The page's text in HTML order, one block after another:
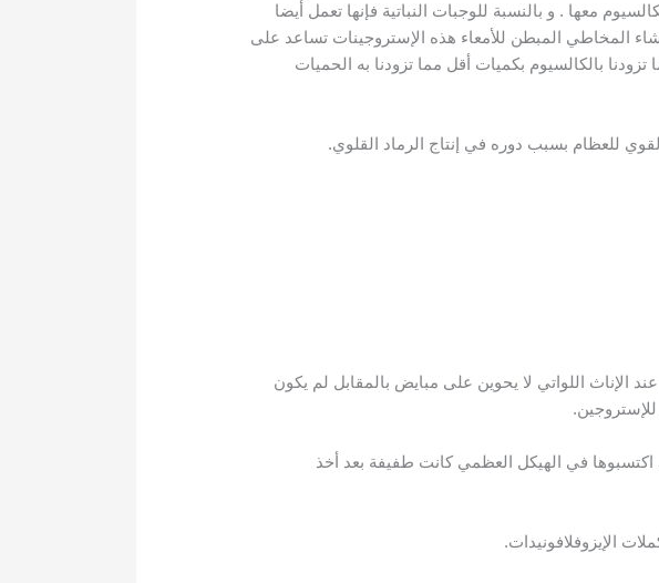
معها . و بالنسبة للوجبات النباتية فإنها تعمل أيضا
المخاطي المبطن للأمعاء هذه الإستروجينات تساعد على
بالكالسيوم بكميات أقل مما تزودنا به الحميات
للعظام بسبب دوره في إنتاج الرماد القلوي.
الإناث اللواتي لا يحوين على مبايض بالمقابل لم يكون
للإستروجين.
في الهيكل العظمي كانت طفيفة بعد أخذ
الإيزوفلافونيدات.